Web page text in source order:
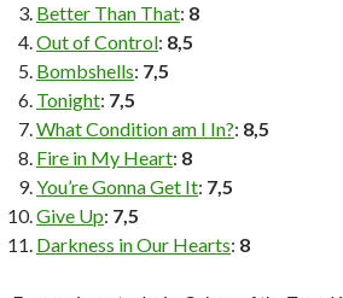
Better Than That: 8
Out of Control: 8,5
Bombshells: 7,5
Tonight: 7,5
What Condition am I In?: 8,5
Fire in My Heart: 8
You’re Gonna Get It: 7,5
Give Up: 7,5
Darkness in Our Hearts: 8